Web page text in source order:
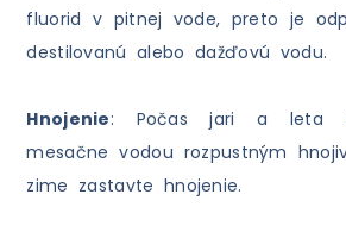
fluorid v pitnej vode, preto je
destilovanú alebo dažďovú vodu.
Hnojenie: Počas jari a leta
mesačne vodou rozpustným
zime zastavte hnojenie.